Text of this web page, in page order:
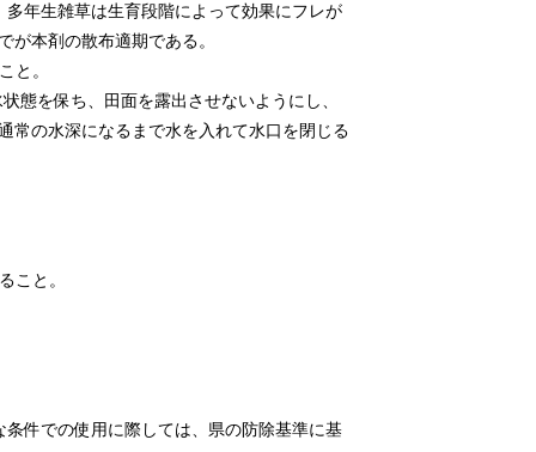
年生雑草は生育段階によって効果にフレが
本剤の散布適期である。
と。
態を保ち、田面を露出させないようにし、
常の水深になるまで水を入れて水口を閉じる
こと。
件での使用に際しては、県の防除基準に基